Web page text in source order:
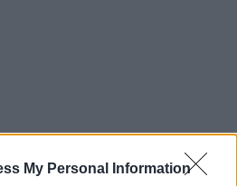
My Personal Information